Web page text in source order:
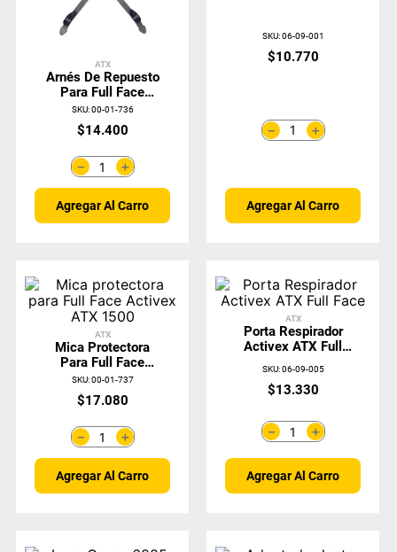
ATX
Arnés De Repuesto
Para Full Face
Activex ATX 1500
SKU:00-01-736
$14.400
＋
－
Agregar Al Carro
SKU:06-09-001
$10.770
＋
－
Agregar Al Carro
ATX
Mica Protectora
Para Full Face
Activex ATX 1500
SKU:00-01-737
$17.080
＋
－
Agregar Al Carro
ATX
Porta Respirador
Activex ATX Full
SKU:06-09-005
$13.330
＋
－
Agregar Al Carro